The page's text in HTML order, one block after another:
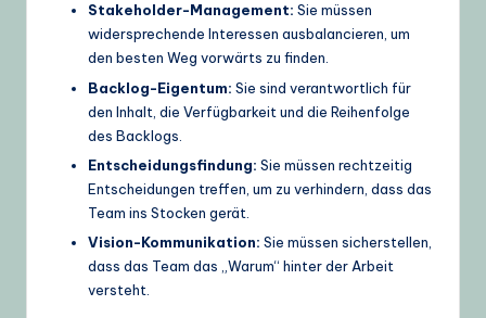
Stakeholder-Management: Sie müssen
widersprechende Interessen ausbalancieren, um
den besten Weg vorwärts zu finden.
Backlog-Eigentum: Sie sind verantwortlich für
den Inhalt, die Verfügbarkeit und die Reihenfolge
des Backlogs.
Entscheidungsfindung: Sie müssen rechtzeitig
Entscheidungen treffen, um zu verhindern, dass das
Team ins Stocken gerät.
Vision-Kommunikation: Sie müssen sicherstellen,
dass das Team das „Warum“ hinter der Arbeit
versteht.